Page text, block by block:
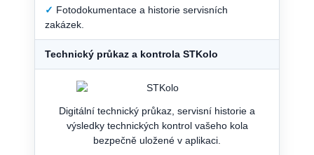
✓ Fotodokumentace a historie servisních
zakázek.
Technický průkaz a kontrola STKolo
Digitální technický průkaz, servisní historie a
výsledky technických kontrol vašeho kola
bezpečně uložené v aplikaci.